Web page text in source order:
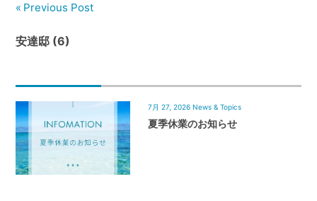
密
着
BEST
Previous Post
安達邸 (6)
7月 27, 2026 News & Topics
夏季休業のお知らせ